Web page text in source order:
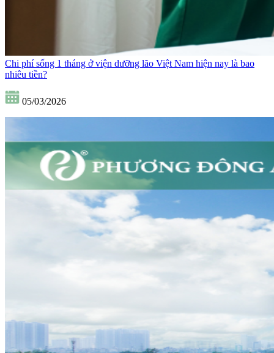
Chi phí sống 1 tháng ở viện dưỡng lão Việt Nam hiện nay là bao
nhiêu tiền?
05/03/2026